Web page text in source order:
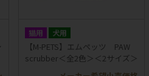
猫用 犬用
【M-PETS】エムペッツ PAW
scrubber＜全2色＞＜2サイズ＞